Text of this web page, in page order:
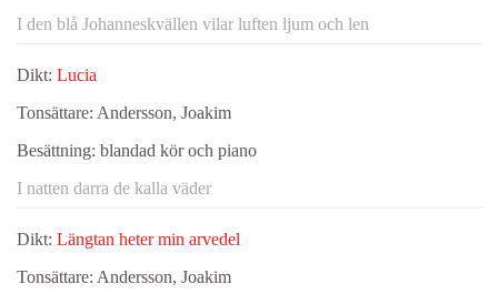
I den blå Johanneskvällen vilar luften ljum och len
Dikt: Lucia
Tonsättare: Andersson, Joakim
Besättning: blandad kör och piano
I natten darra de kalla väder
Dikt: Längtan heter min arvedel
Tonsättare: Andersson, Joakim